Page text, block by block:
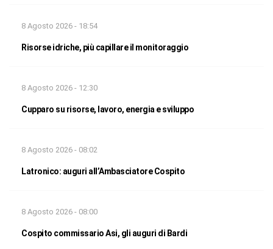
8 Agosto 2026 - 18:54
Risorse idriche, più capillare il monitoraggio
8 Agosto 2026 - 12:30
Cupparo su risorse, lavoro, energia e sviluppo
8 Agosto 2026 - 08:02
Latronico: auguri all’Ambasciatore Cospito
8 Agosto 2026 - 08:00
Cospito commissario Asi, gli auguri di Bardi